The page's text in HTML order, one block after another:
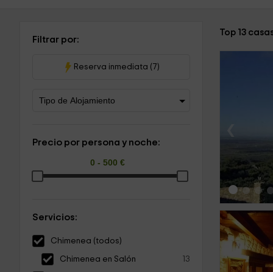
Filtrar por:
Reserva inmediata (7)
Precio por persona y noche:
Servicios:
Chimenea (todos)
Chimenea en Salón 13
Top 13
‹